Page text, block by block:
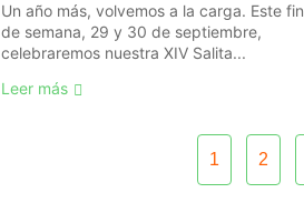
Un año más, volvemos a la carga. Este fin
de semana, 29 y 30 de septiembre,
celebraremos nuestra XIV Salita...
Leer más
1 2